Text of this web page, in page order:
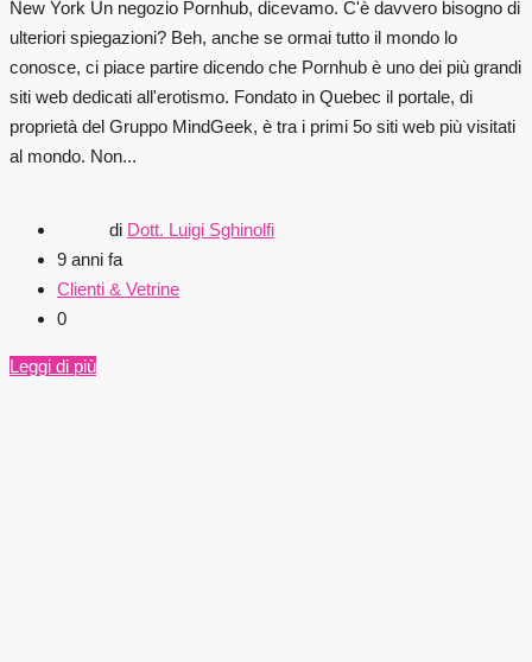
New York Un negozio Pornhub, dicevamo. C'è davvero bisogno di
ulteriori spiegazioni? Beh, anche se ormai tutto il mondo lo
conosce, ci piace partire dicendo che Pornhub è uno dei più grandi
siti web dedicati all'erotismo. Fondato in Quebec il portale, di
proprietà del Gruppo MindGeek, è tra i primi 5o siti web più visitati
al mondo. Non...
di Dott. Luigi Sghinolfi
9 anni fa
Clienti & Vetrine
0
Leggi di più